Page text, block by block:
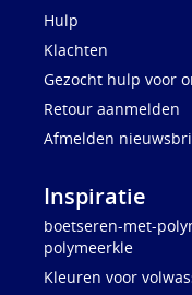
Hulp
Klachten
Gezocht hulp voor
Retour aanmelden
Afmelden
Inspiratie
boetseren-met-
polymeerkle
Kleuren voor